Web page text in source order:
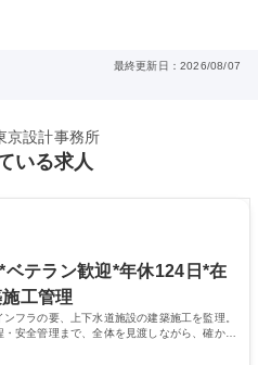
最終更新日：2026/08/07
京設計事務所
いる求人
テラン歓迎*年休124日*在
工管理
フラの要、上下水道施設の建築施工を監理。
安全管理まで、全体を見渡しながら、確かな